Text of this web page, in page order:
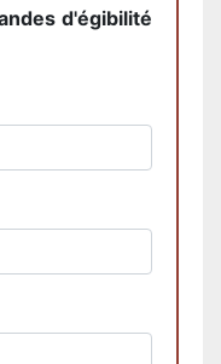
d'égibilité